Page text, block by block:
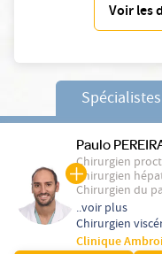
Voir les
Spécialistes
Paulo
Chirurgien
Chirurgien
Chirurgien du
..voir plus
Chirurgien
Clinique